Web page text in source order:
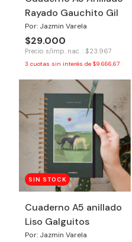
Rayado Gauchito Gil
Por: Jazmin Varela
$29.000
Precio s/imp. nac. : $23.967
3 cuotas sin interés de $9.666,67
SIN STOCK
Cuaderno A5 anillado
Liso Galguitos
Por: Jazmin Varela